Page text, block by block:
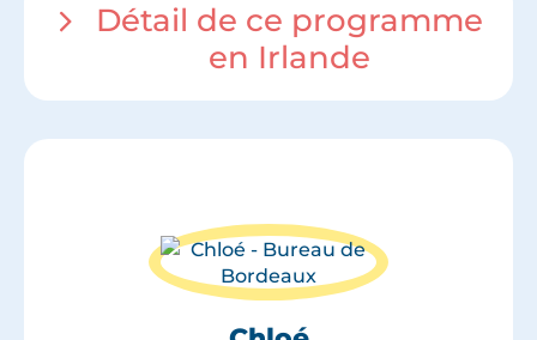
Détail de ce programme
en Irlande